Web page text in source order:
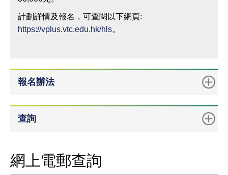
計劃詳情及報名，可查閱以下網頁:
https://vplus.vtc.edu.hk/hls。
報名辦法
查詢
網上電郵查詢